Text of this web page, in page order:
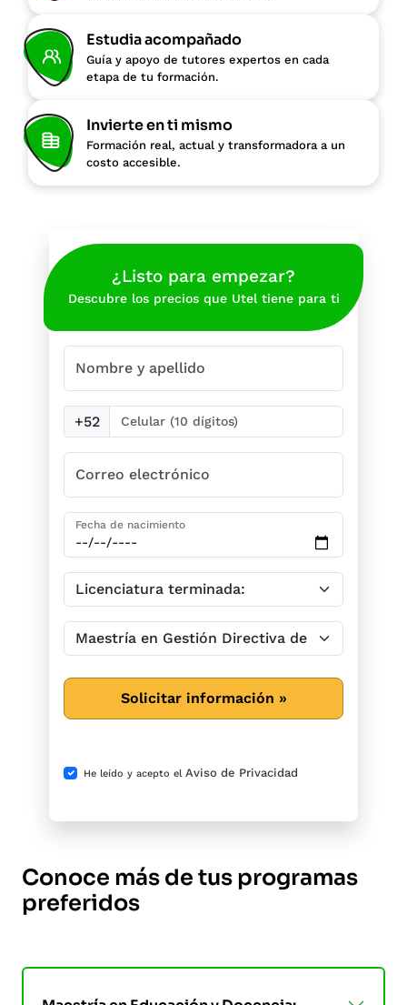
Estudia acompañado
Guía y apoyo de tutores expertos en cada
etapa de tu formación.
Invierte en ti mismo
Formación real, actual y transformadora a un
costo accesible.
¿Listo para empezar?
Descubre los precios que Utel tiene para ti
Nombre y apellido
+52
Correo electrónico
Fecha de nacimiento
Solicitar información »
He leído y acepto el Aviso de Privacidad
Conoce más de tus programas
preferidos